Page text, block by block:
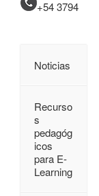
+54 3794
Noticias
Recurso
s
pedagóg
icos
para E-
Learning